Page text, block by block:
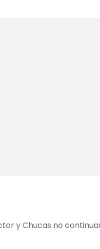
y Chucas no